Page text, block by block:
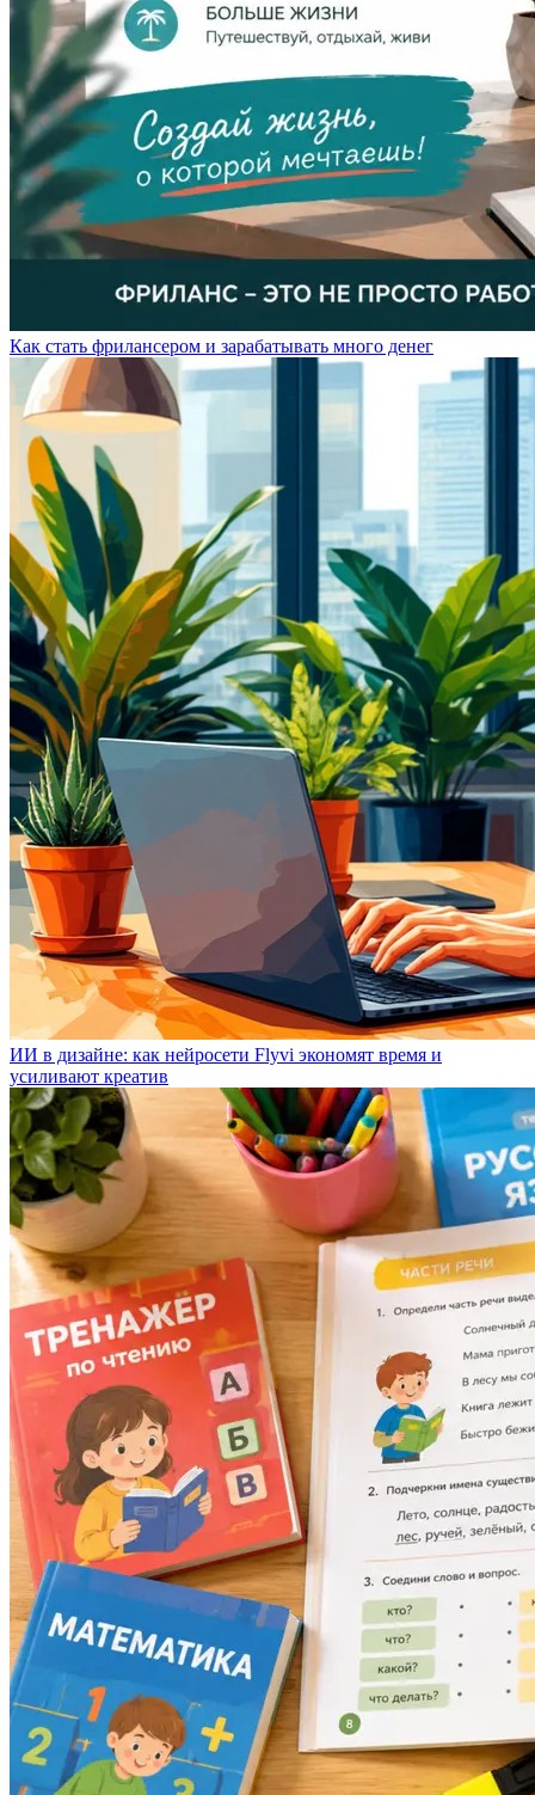
Как стать фрилансером и зарабатывать много денег
ИИ в дизайне: как нейросети Flyvi экономят время и
усиливают креатив